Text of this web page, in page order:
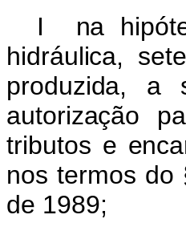
I na
hidráulica,
produzida, a
autorização
tributos e
nos termos do
de 1989;